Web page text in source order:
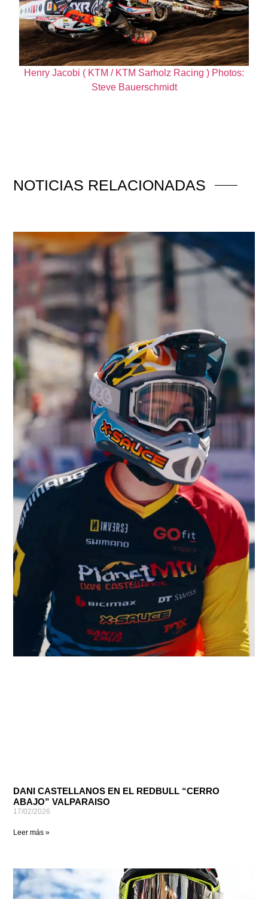
Henry Jacobi ( KTM / KTM Sarholz Racing ) Photos:
Steve Bauerschmidt
NOTICIAS RELACIONADAS
DANI CASTELLANOS EN EL REDBULL “CERRO
ABAJO” VALPARAISO
17/02/2026
Leer más »